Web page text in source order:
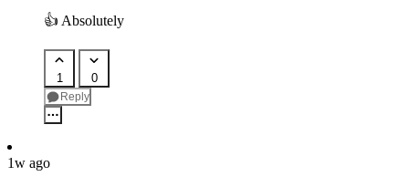
👍 Absolutely
1 0
Reply
1w ago